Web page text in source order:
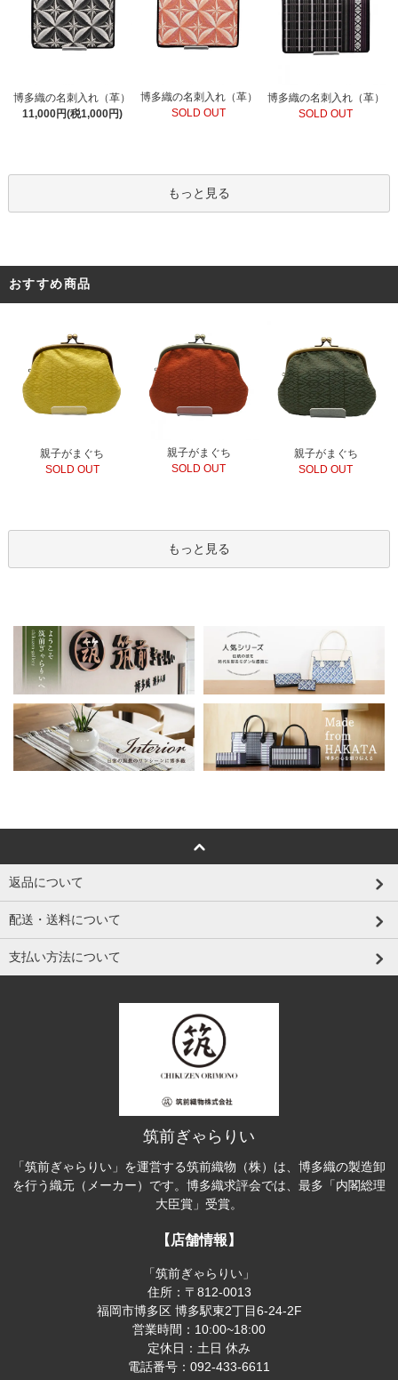
博多織の名刺入れ（革）
11,000円(税1,000円)
博多織の名刺入れ（革）
SOLD OUT
博多織の名刺入れ（革）
SOLD OUT
もっと見る
おすすめ商品
親子がまぐち
SOLD OUT
親子がまぐち
SOLD OUT
親子がまぐち
SOLD OUT
もっと見る
返品について
配送・送料について
支払い方法について
筑前ぎゃらりい
「筑前ぎゃらりい」を運営する筑前織物（株）は、博多織の製造卸
を行う織元（メーカー）です。博多織求評会では、最多「内閣総理
大臣賞」受賞。
【店舗情報】
「筑前ぎゃらりい」
住所：〒812-0013
福岡市博多区 博多駅東2丁目6-24-2F
営業時間：10:00~18:00
定休日：土日 休み
電話番号：092-433-6611